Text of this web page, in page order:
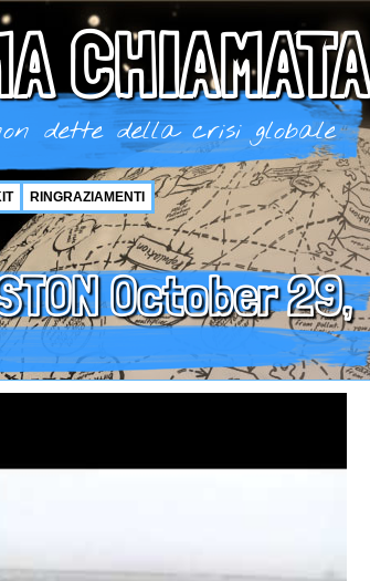
CHIAMATA
dette della crisi globale
RINGRAZIAMENTI
October 29,